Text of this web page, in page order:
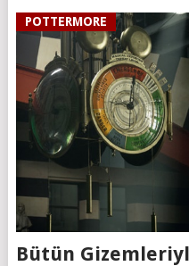
POTTERMORE
Bütün